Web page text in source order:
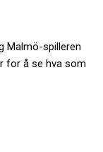
Malmö-spilleren
for å se hva som